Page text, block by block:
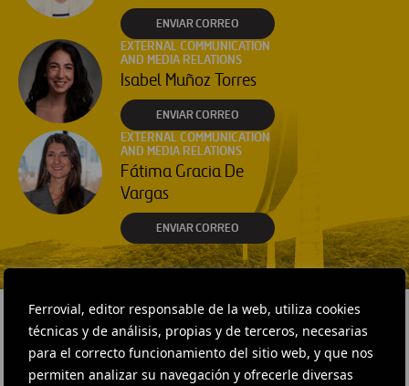
Ferrovial, editor responsable de la web, utiliza cookies
técnicas y de análisis, propias y de terceros, necesarias
para el correcto funcionamiento del sitio web, y que nos
permiten analizar su navegación y ofrecerle diversas
ENVIAR CORREO
EXTERNAL COMMUNICATION
AND MEDIA RELATIONS
Isabel Muñoz Torres
ENVIAR CORREO
EXTERNAL COMMUNICATION
AND MEDIA RELATIONS
Fátima Gracia De
Vargas
ENVIAR CORREO
RELACIONADOS